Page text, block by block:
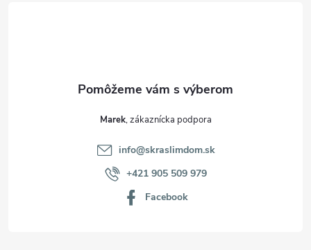
Marek
info@skraslimdom.sk
+421 905 509 979
Facebook